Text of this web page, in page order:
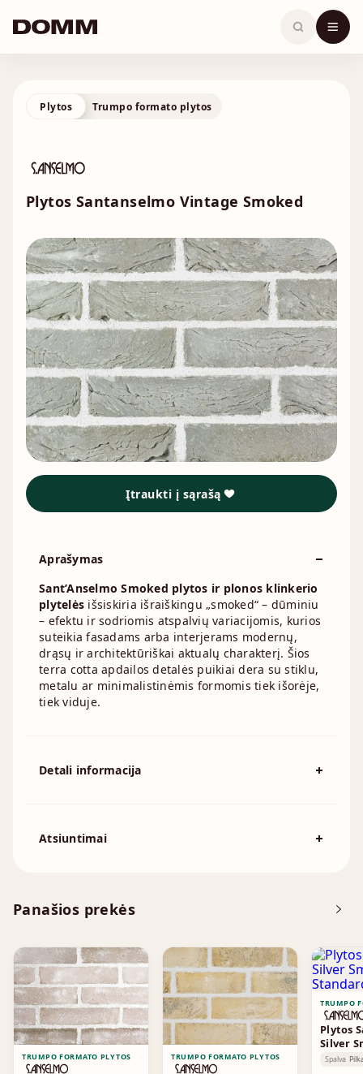
content
Plytos Trumpo formato plytos
Plytos Santanselmo Vintage Smoked
Panašios prekės
TRUMPO FORMATO PLYTOS TRUMPO FORMATO PLYTOS
TRUMPO
Plytos
Silver
Spalva
Įtraukti į sąrašą
Aprašymas
Sant’Anselmo Smoked plytos ir plonos klinkerio
plytelės išsiskiria išraiškingu „smoked“ – dūminiu
– efektu ir sodriomis atspalvių variacijomis, kurios
suteikia fasadams arba interjerams modernų,
drąsų ir architektūriškai aktualų charakterį. Šios
terra cotta apdailos detalės puikiai dera su stiklu,
metalu ar minimalistinėmis formomis tiek išorėje,
tiek viduje.
Detali informacija
Išmatavimai
Atsiuntimai